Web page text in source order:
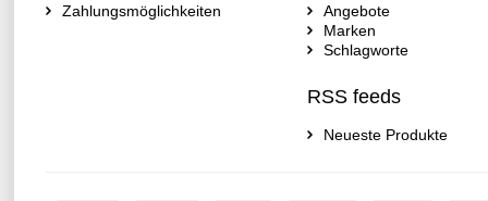
Zahlungsmöglichkeiten
Angebote
Marken
Schlagworte
RSS feeds
Neueste Produkte